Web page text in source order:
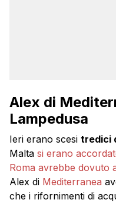
Alex di
Lampedusa
Ieri erano scesi tredici
Malta si erano
Roma avrebbe dovuto
Alex di Mediterranea
che i rifornimenti di